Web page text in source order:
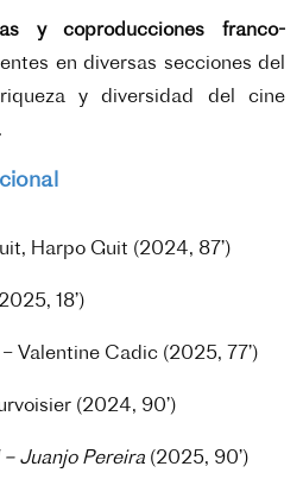
y coproducciones franco-
en diversas secciones del
y diversidad del cine
Harpo Guit (2024, 87’)
18’)
– Valentine Cadic (2025, 77’)
(2024, 90’)
Juanjo Pereira (2025, 90’)